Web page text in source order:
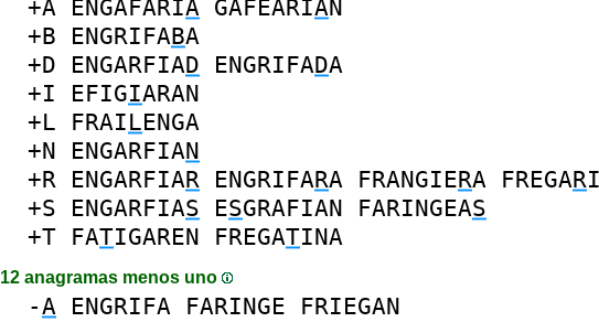
+A ENGAFARIA GAFEARIAN
+B ENGRIFABA
+D ENGARFIAD ENGRIFADA
+I EFIGIARAN
+L FRAILENGA
+N ENGARFIAN
+R ENGARFIAR ENGRIFARA FRANGIERA FREGAR
+S ENGARFIAS ESGRAFIAN FARINGEAS
+T FATIGAREN FREGATINA
12 anagramas menos uno
-A ENGRIFA FARINGE
FRIEGAN